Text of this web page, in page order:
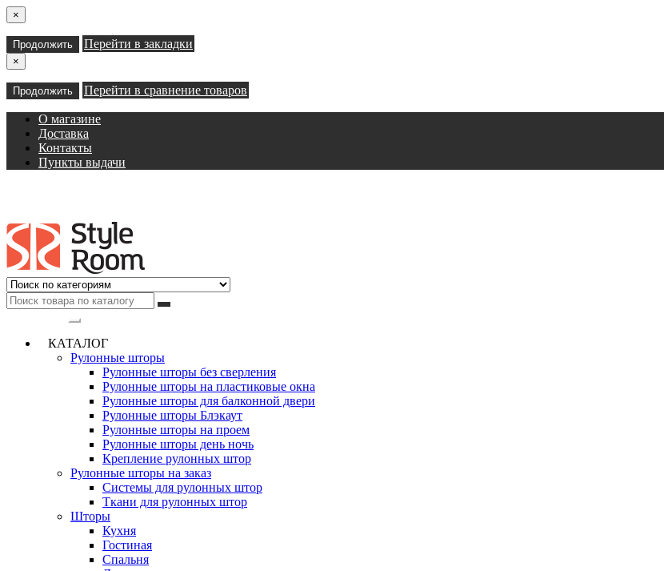
×
Продолжить Перейти в закладки
×
Продолжить Перейти в сравнение товаров
О магазине
Доставка
Контакты
Пункты выдачи
КАТАЛОГ
Рулонные шторы
Рулонные шторы без сверления
Рулонные шторы на пластиковые окна
Рулонные шторы для балконной двери
Рулонные шторы Блэкаут
Рулонные шторы на проем
Рулонные шторы день ночь
Крепление рулонных штор
Рулонные шторы на заказ
Системы для рулонных штор
Ткани для рулонных штор
Шторы
Кухня
Гостиная
Спальня